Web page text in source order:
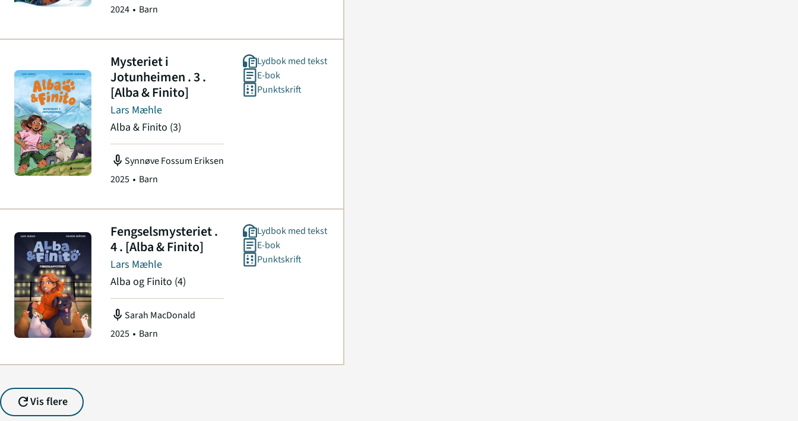
2024
Barn
Mysteriet i
Jotunheimen . 3 .
[Alba & Finito]
Lars Mæhle
Alba & Finito (3)
mic Synnøve Fossum Eriksen
2025
Barn
Lydbok med tekst
E-bok
Punktskrift
Fengselsmysteriet .
4 . [Alba & Finito]
Lars Mæhle
Alba og Finito (4)
mic Sarah MacDonald
2025
Barn
Lydbok med tekst
E-bok
Punktskrift
refreshVis flere